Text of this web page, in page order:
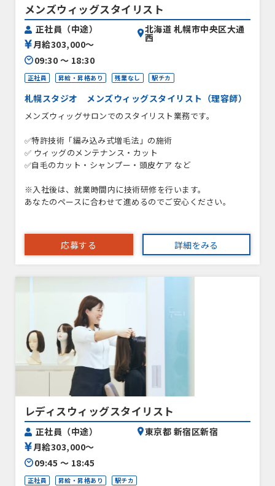
メンズウィッグスタイリスト
正社員（中途）
月給303,000〜
09:30 〜 18:30
北海道 札幌市中央区大通
西
正社員 昇給・昇格あり 残業なし 駅チカ
札幌スタジオ メンズウィッグスタイリスト（理容師）
メンズウィッグサロンでのスタイリスト業務です。
✅特許技術「編み込み式増毛法」の施術
✅ ウィッグのメンテナンス・カット
✅自毛のカット・シャンプー・頭皮ケア など
※入社後は、就業時間内に技術研修を行います。
あなたのペースに合わせて進めるのでご安心ください。
応募する 詳細をみる
レディスウィッグスタイリスト
正社員（中途）
月給303,000〜
09:45 〜 18:45
東京都 新宿区新宿
正社員 昇給・昇格あり 駅チカ